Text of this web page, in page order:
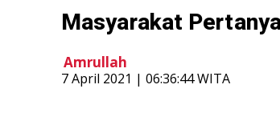
Masyarakat
Amrullah
​7 April 2021 | 06:36:44 WITA